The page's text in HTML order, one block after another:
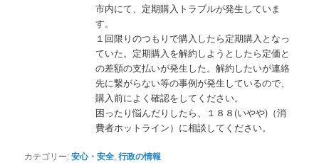
市内にて、定期購入トラブルが発生していま
す。
１回限りのつもりで購入したら定期購入となっ
ていた。定期購入を解約しようとしたら定価と
の差額の支払いが発生した。解約したいが連絡
先に繋がらない等の事例が発生しているので、
購入前によく確認をしてください。
困ったり悩んだりしたら、１８８(いやや)（消
費者ホットライン）に相談してください。
カテゴリー:安心・安全,行政の情報